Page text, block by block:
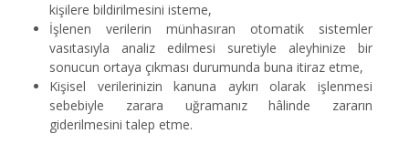
kişilere bildirilmesini isteme,
İşlenen verilerin münhasıran otomatik sistemler
vasıtasıyla analiz edilmesi suretiyle aleyhinize bir
sonucun ortaya çıkması durumunda buna itiraz etme,
Kişisel verilerinizin kanuna aykırı olarak işlenmesi
sebebiyle zarara uğramanız hâlinde zararın
giderilmesini talep etme.